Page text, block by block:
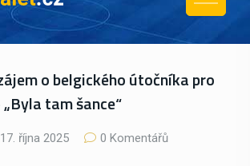
o belgického útočníka pro
tam šance“
17. října 2025
0 Komentářů